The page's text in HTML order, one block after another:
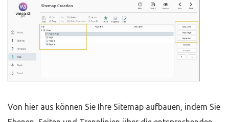
Von hier aus können Sie Ihre Sitemap aufbauen, indem Sie